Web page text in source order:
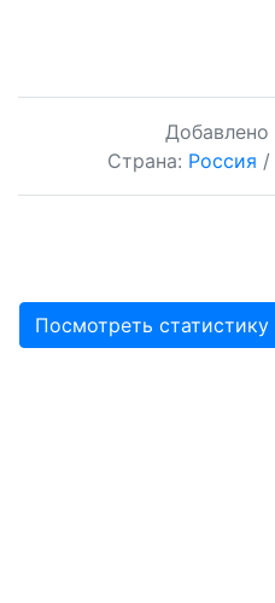
Добавлено
Страна: Россия /
Посмотреть статистику